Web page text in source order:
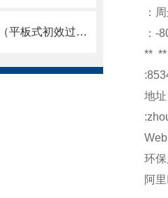
可清洗式尼龙过滤网（平板式初效过滤器）
：
：-
** **
地
环
阿